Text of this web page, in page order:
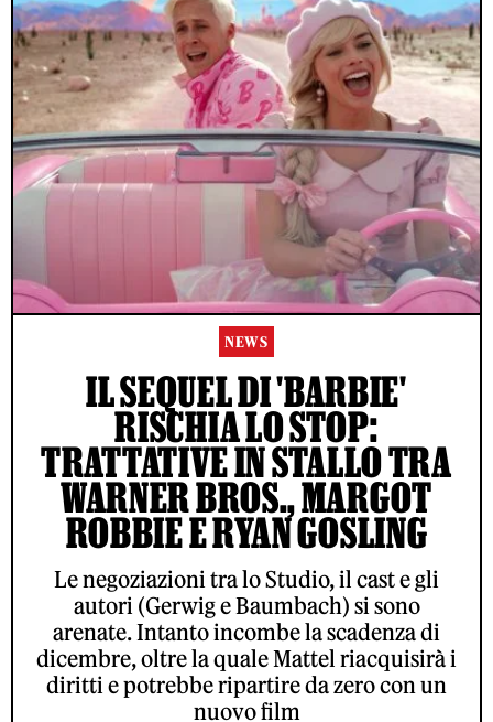
NEWS
IL SEQUEL DI 'BARBIE'
RISCHIA LO STOP:
TRATTATIVE IN STALLO TRA
WARNER BROS., MARGOT
ROBBIE E RYAN GOSLING
Le negoziazioni tra lo Studio, il cast e gli
autori (Gerwig e Baumbach) si sono
arenate. Intanto incombe la scadenza di
dicembre, oltre la quale Mattel riacquisirà i
diritti e potrebbe ripartire da zero con un
nuovo film